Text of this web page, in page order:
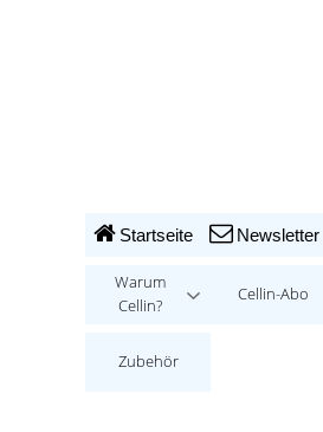
Startseite Newsletter
Warum
Cellin?
Cellin-Abo
Zubehör